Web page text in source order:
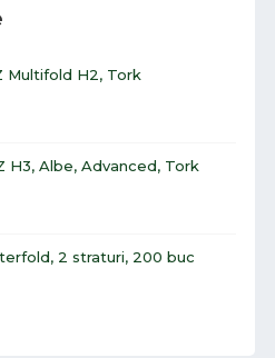
Multifold H2, Tork
H3, Albe, Advanced, Tork
2 straturi, 200 buc